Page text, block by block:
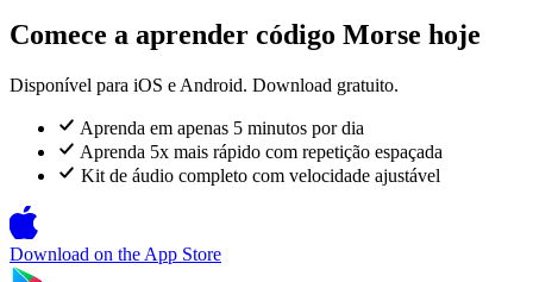
Comece a aprender código Morse hoje
Disponível para iOS e Android. Download gratuito.
Aprenda em apenas 5 minutos por dia
Aprenda 5x mais rápido com repetição espaçada
Kit de áudio completo com velocidade ajustável
Download on the App Store